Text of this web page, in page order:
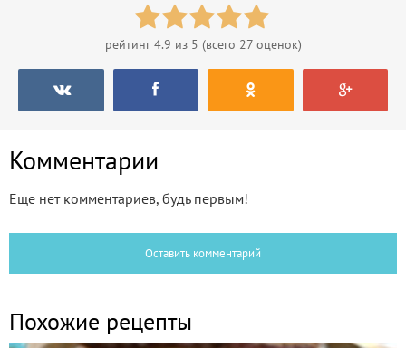
рейтинг4.9 из 5 (всего 27оценок)
Комментарии
Еще нет комментариев, будь первым!
Оставить комментарий
Похожие рецепты